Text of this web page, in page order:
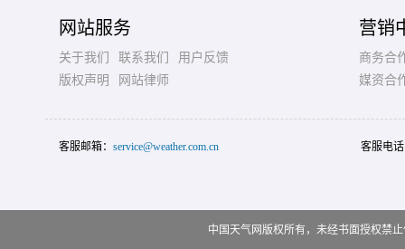
网站服务
关于我们 联系我们
用户反馈
版权声明
网站律师
营销
商务合
媒资合
客服邮箱： service@weather.com.cn 客服电
中国天气网版权所有，未经书面授权